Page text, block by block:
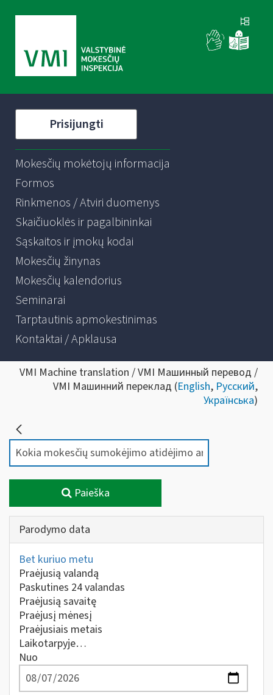
Prisijungti
Mokesčių mokėtojų informacija
Formos
Rinkmenos / Atviri duomenys
Skaičiuoklės ir pagalbininkai
Sąskaitos ir įmokų kodai
Mokesčių žinynas
Mokesčių kalendorius
Seminarai
Tarptautinis apmokestinimas
Kontaktai / Apklausa
VMI Machine translation / VMI Машинный перевод /
VMI Машинний переклад (English, Русский,
Українська)
Paieška
Parodymo data
Bet kuriuo metu
Praėjusią valandą
Paskutines 24 valandas
Praėjusią savaitę
Praėjusį mėnesį
Praėjusiais metais
Laikotarpyje…
Nuo